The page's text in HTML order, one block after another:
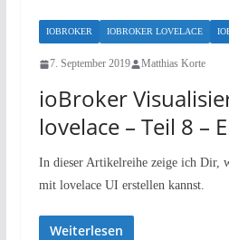
IOBROKER IOBROKER LOVELACE
7. September 2019 Matthias Korte
ioBroker
lovelace – Teil 8 –
In dieser Artikelreihe zeige ich Dir,
mit lovelace UI erstellen kannst.
Weiterlesen